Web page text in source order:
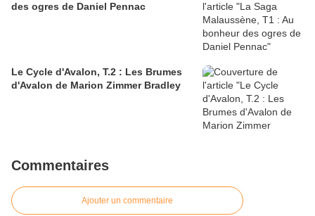
des ogres de Daniel Pennac
Le Cycle d'Avalon, T.2 : Les Brumes
d'Avalon de Marion Zimmer Bradley
Commentaires
Ajouter un commentaire